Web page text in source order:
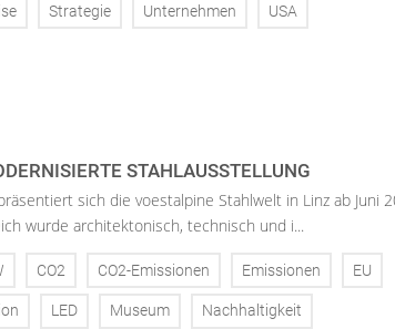
Strategie Unternehmen USA
STAHLAUSSTELLUNG
sich die voestalpine Stahlwelt in Linz ab Juni
wurde architektonisch, technisch und i...
CO2 CO2-Emissionen Emissionen EU
LED Museum Nachhaltigkeit